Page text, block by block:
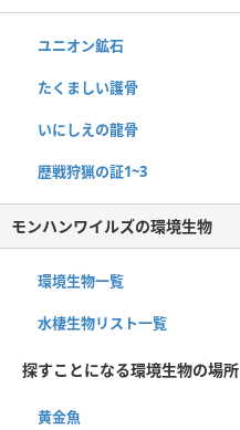
ユニオン鉱石
たくましい護骨
いにしえの龍骨
歴戦狩猟の証1~3
モンハンワイルズの環境生物
環境生物一覧
水棲生物リスト一覧
探すことになる環境生物の場所
黄金魚